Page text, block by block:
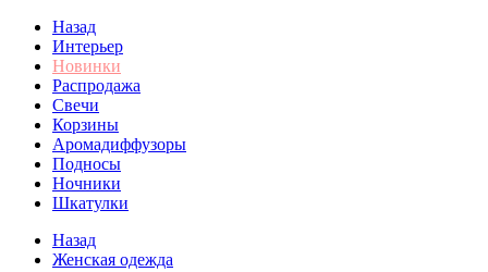
Назад
Интерьер
Новинки
Распродажа
Свечи
Корзины
Аромадиффузоры
Подносы
Ночники
Шкатулки
Назад
Женская одежда